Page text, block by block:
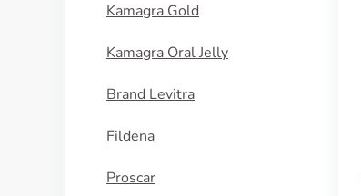
Kamagra Gold
Kamagra Oral Jelly
Brand Levitra
Fildena
Proscar